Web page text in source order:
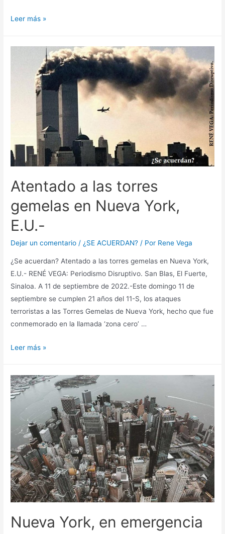
Leer más »
Atentado a las torres
gemelas en Nueva York,
E.U.-
Dejar un comentario / ¿SE ACUERDAN? / Por Rene Vega
¿Se acuerdan? Atentado a las torres gemelas en Nueva York,
E.U.- RENÉ VEGA: Periodismo Disruptivo. San Blas, El Fuerte,
Sinaloa. A 11 de septiembre de 2022.-Este domingo 11 de
septiembre se cumplen 21 años del 11-S, los ataques
terroristas a las Torres Gemelas de Nueva York, hecho que fue
conmemorado en la llamada ‘zona cero’ …
Leer más »
Nueva York, en emergencia